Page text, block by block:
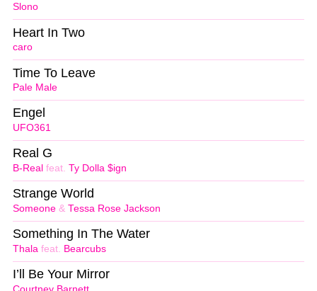
Slono
caro
Heart In Two
Pale Male
Time To Leave
UFO361
Engel
B-Real feat. Ty Dolla $ign
Real G
Someone & Tessa Rose Jackson
Strange World
Thala feat. Bearcubs
Something In The Water
I’ll Be Your Mirror